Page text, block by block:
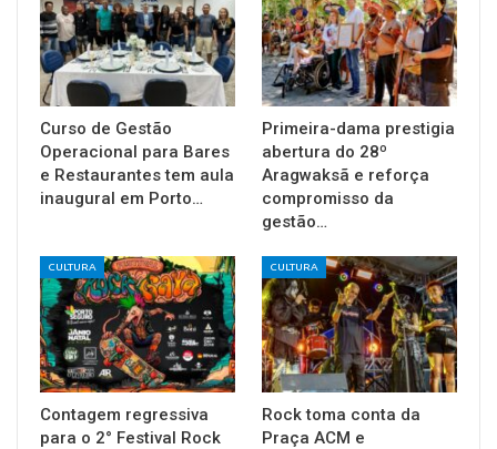
Curso de Gestão
Operacional para Bares
e Restaurantes tem aula
inaugural em Porto…
Primeira-dama prestigia
abertura do 28º
Aragwaksã e reforça
compromisso da
gestão…
CULTURA
Contagem regressiva
para o 2° Festival Rock
CULTURA
Rock toma conta da
Praça ACM e